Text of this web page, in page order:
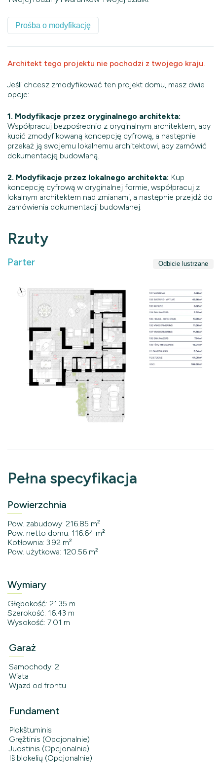
Prośba o modyfikację
Architekt tego projektu nie pochodzi z twojego kraju.
Jeśli chcesz zmodyfikować ten projekt domu, masz dwie
opcje:
1. Modyfikacje przez oryginalnego architekta:
Współpracuj bezpośrednio z oryginalnym architektem, aby
kupić zmodyfikowaną koncepcję cyfrową, a następnie
przekaż ją swojemu lokalnemu architektowi, aby zamówić
dokumentację budowlaną.
2. Modyfikacje przez lokalnego architekta: Kup
koncepcję cyfrową w oryginalnej formie, współpracuj z
lokalnym architektem nad zmianami, a następnie przejdź do
zamówienia dokumentacji budowlanej.
Rzuty
Parter Odbicie lustrzane
Pełna specyfikacja
Powierzchnia
Pow. zabudowy: 216.85 m²
Pow. netto domu: 116.64 m²
Kotłownia: 3.92 m²
Pow. użytkowa: 120.56 m²
Wymiary
Głębokość: 21.35 m
Szerokość: 16.43 m
Wysokość: 7.01 m
Garaż
Samochody: 2
Wiata
Wjazd od frontu
Fundament
Plokštuminis
Gręžtinis (Opcjonalnie)
Juostinis (Opcjonalnie)
Iš blokelių (Opcjonalnie)